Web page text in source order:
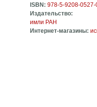
ISBN:978-5-9208-0527-
Издательство:
имли РАН
Интернет-магазины: